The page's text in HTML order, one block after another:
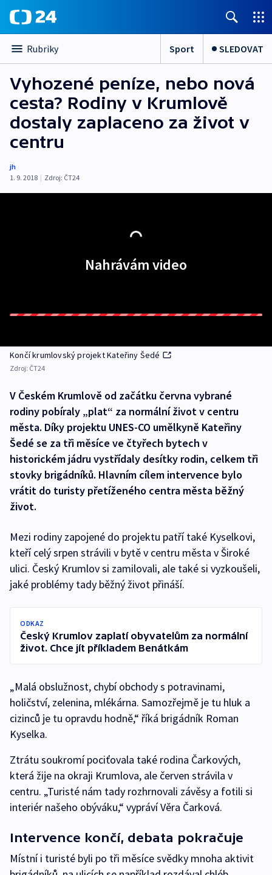
Rubriky Sport SLEDOVAT
Vyhozené peníze, nebo nová
cesta? Rodiny v Krumlově
dostaly zaplaceno za život v
centru
jh
1. 9. 2018 | Zdroj: ČT24
Nahrávám video
Končí krumlovský projekt Kateřiny Šedé
Zdroj: ČT24
V Českém Krumlově od začátku června vybrané
rodiny pobíraly „plat“ za normální život v centru
města. Díky projektu UNES-CO umělkyně Kateřiny
Šedé se za tři měsíce ve čtyřech bytech v
historickém jádru vystřídaly desítky rodin, celkem tři
stovky brigádníků. Hlavním cílem intervence bylo
vrátit do turisty přetíženého centra města běžný
život.
Mezi rodiny zapojené do projektu patří také Kyselkovi,
kteří celý srpen strávili v bytě v centru města v Široké
ulici. Český Krumlov si zamilovali, ale také si vyzkoušeli,
jaké problémy tady běžný život přináší.
ODKAZ
Český Krumlov zaplatí obyvatelům za normální
život. Chce jít příkladem Benátkám
„Malá obslužnost, chybí obchody s potravinami,
holičství, zelenina, mlékárna. Samozřejmě je tu hluk a
cizinců je tu opravdu hodně,“ říká brigádník Roman
Kyselka.
Ztrátu soukromí pociťovala také rodina Čarkových,
která žije na okraji Krumlova, ale červen strávila v
centru. „Turisté nám tady rozhrnovali závěsy a fotili si
interiér našeho obýváku,“ vypráví Věra Čarková.
Intervence končí, debata pokračuje
Místní i turisté byli po tři měsíce svědky mnoha aktivit